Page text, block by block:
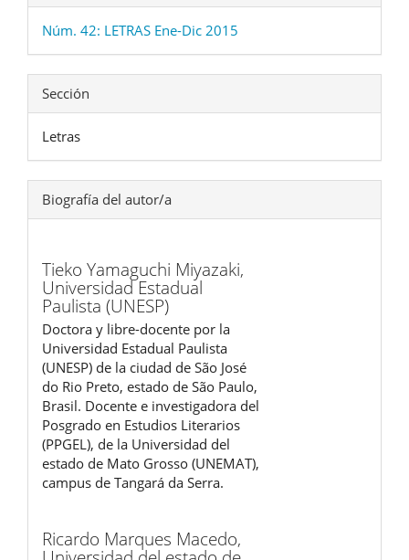
Núm. 42: LETRAS Ene-Dic 2015
Sección
Letras
Biografía del autor/a
Tieko Yamaguchi Miyazaki,
Universidad Estadual
Paulista (UNESP)
Doctora y libre-docente por la
Universidad Estadual Paulista
(UNESP) de la ciudad de São José
do Rio Preto, estado de São Paulo,
Brasil. Docente e investigadora del
Posgrado en Estudios Literarios
(PPGEL), de la Universidad del
estado de Mato Grosso (UNEMAT),
campus de Tangará da Serra.
Ricardo Marques Macedo,